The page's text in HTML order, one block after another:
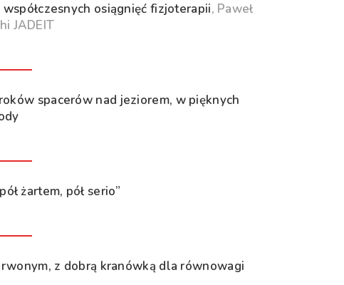
współczesnych osiągnięć fizjoterapii, Paweł
JADEIT
spacerów nad jeziorem, w pięknych
żartem, pół serio”
z dobrą kranówką dla równowagi